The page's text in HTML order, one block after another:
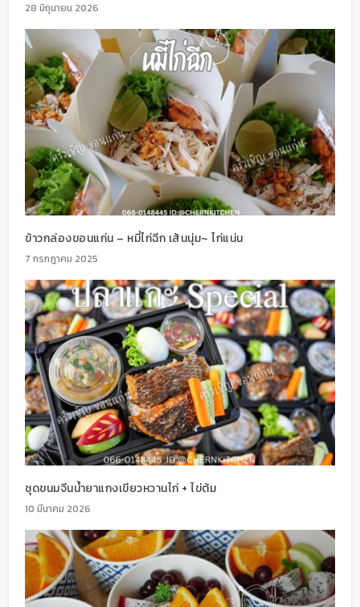
28 มิถุนายน 2026
ข้าวกล่องขอนแก่น – หมี่ไก่ฉีก เส้นนุ่ม~ ไก่แน่น
7 กรกฎาคม 2025
ชุดขนมจีนน้ำยาแกงเขียวหวานไก่ + ไข่ต้ม
10 มีนาคม 2026